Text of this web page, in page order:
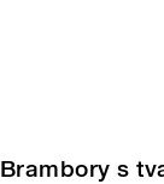
Brambory s